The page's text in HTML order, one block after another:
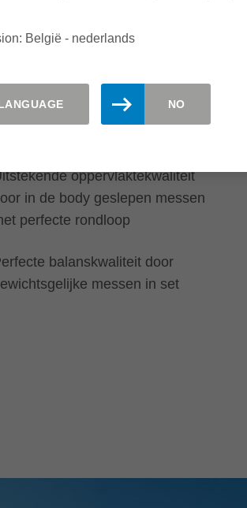
oppervlaktekwaliteit
in de body geslepen messen
perfecte rondloop
balanskwaliteit door
messen in set
België - nederlands
NO